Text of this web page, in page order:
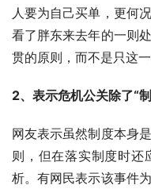
人要为自己买单，更何
看了胖东来去年的一则
贯的原则，而不是只这
2、表示危机公关除了“
网友表示虽然制度本身
则，但在落实制度时还
析。有网民表示该事件